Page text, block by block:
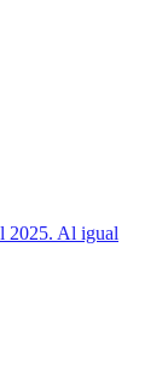
2025. Al igual